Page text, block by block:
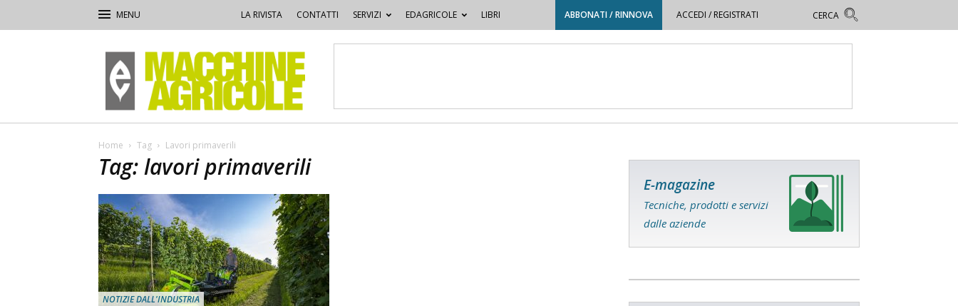
LA RIVISTA CONTATTI SERVIZI EDAGRICOLE LIBRI ABBONATI / RINNOVA ACCEDI / REGISTRATI
Macchine
Agricole
Home Tag Lavori primaverili
Tag: lavori primaverili
NOTIZIE DALL'INDUSTRIA
E-magazine
Tecniche, prodotti e servizi
dalle aziende